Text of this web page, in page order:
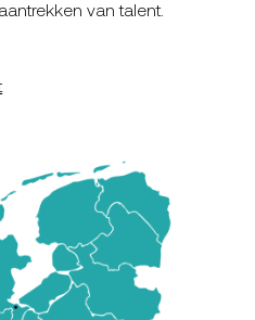
van talent.